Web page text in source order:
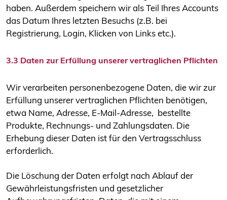
haben. Außerdem speichern wir als Teil Ihres Accounts
das Datum Ihres letzten Besuchs (z.B. bei
Registrierung, Login, Klicken von Links etc.).
3.3 Daten zur Erfüllung unserer vertraglichen Pflichten
Wir verarbeiten personenbezogene Daten, die wir zur
Erfüllung unserer vertraglichen Pflichten benötigen,
etwa Name, Adresse, E-Mail-Adresse, bestellte
Produkte, Rechnungs- und Zahlungsdaten. Die
Erhebung dieser Daten ist für den Vertragsschluss
erforderlich.
Die Löschung der Daten erfolgt nach Ablauf der
Gewährleistungsfristen und gesetzlicher